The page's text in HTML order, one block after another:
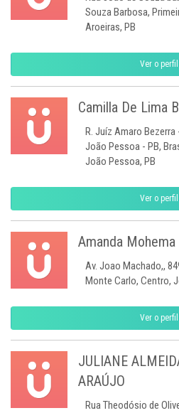
Souza Barbosa,
Aroeiras, PB
Ver o perfil
Camilla De Lima
R. Juíz Amaro Bezerra
João Pessoa - PB,
João Pessoa, PB
Ver o perfil
Amanda
Av. Joao Machado,,
Monte Carlo, Centro,
Ver o perfil
JULIANE
ARAÚJO
Rua Theodósio de